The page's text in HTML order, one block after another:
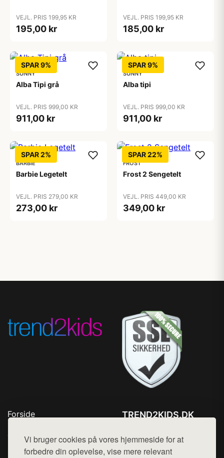
Vi bruger cookies på vores hjemmeside for at
forbedre din oplevelse, vise mere relevant
VEJL. PRIS 199,95 KR
195,00 kr
VEJL. PRIS 199,95 KR
185,00 kr
SPAR 9%
SUNNY
Alba Tipi grå
VEJL. PRIS 999,00 KR
911,00 kr
SPAR 9%
SUNNY
Alba tipi
VEJL. PRIS 999,00 KR
911,00 kr
SPAR 2%
BARBIE
Barbie Legetelt
VEJL. PRIS 279,00 KR
273,00 kr
SPAR 22%
FROST
Frost 2 Sengetelt
VEJL. PRIS 449,00 KR
349,00 kr
Forside
Top Rabatter
Blog
TREND2KIDS.DK
Mail: hej@want.dk